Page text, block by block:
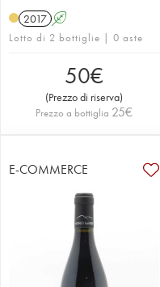
2017 A
Lotto di 2 bottiglie | 0 aste
50€
(Prezzo di riserva)
Prezzo a bottiglia 25€
E-COMMERCE